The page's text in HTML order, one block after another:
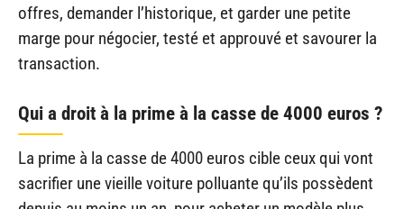
offres, demander l’historique, et garder une petite
marge pour négocier, testé et approuvé et savourer la
transaction.
Qui a droit à la prime à la casse de 4000 euros ?
La prime à la casse de 4000 euros cible ceux qui vont
sacrifier une vieille voiture polluante qu’ils possèdent